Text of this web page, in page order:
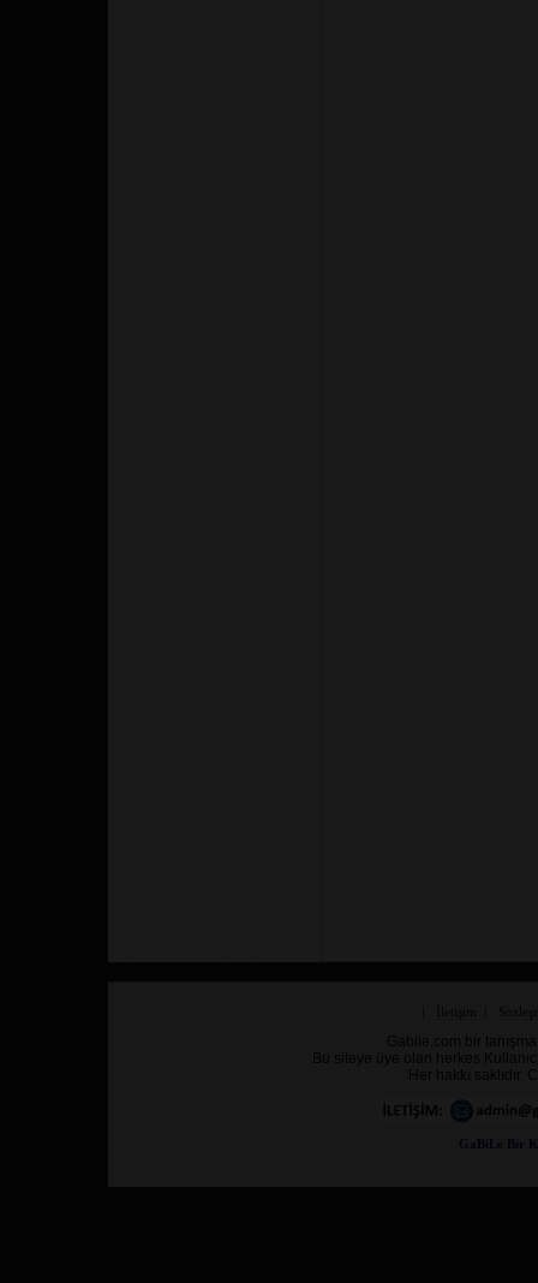
Gabile.com bir
Bu siteye üye olan herkes
Her hakkı
GaBiLe Bir